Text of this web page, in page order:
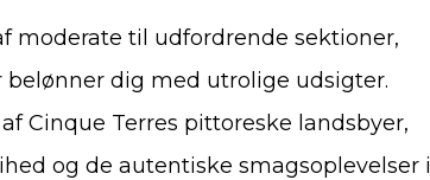
moderate til udfordrende sektioner,
dig med utrolige udsigter.
Cinque Terres pittoreske landsbyer,
og de autentiske smagsoplevelser i